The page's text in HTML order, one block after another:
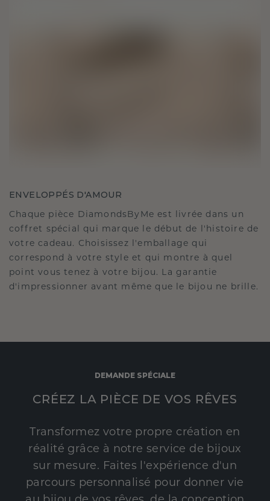
ENVELOPPÉS D'AMOUR
Chaque pièce DiamondsByMe est livrée dans un
coffret spécial qui marque le début de l'histoire de
votre cadeau. Choisissez l'emballage qui
correspond à votre style et qui montre à quel
point vous tenez à votre bijou. La garantie
d'impressionner avant même que le bijou ne brille.
DEMANDE SPÉCIALE
CRÉEZ LA PIÈCE DE VOS RÊVES
Transformez votre propre création en
réalité grâce à notre service de bijoux
sur mesure. Faites l'expérience d'un
parcours personnalisé pour donner vie